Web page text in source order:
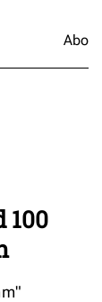
Abo
100